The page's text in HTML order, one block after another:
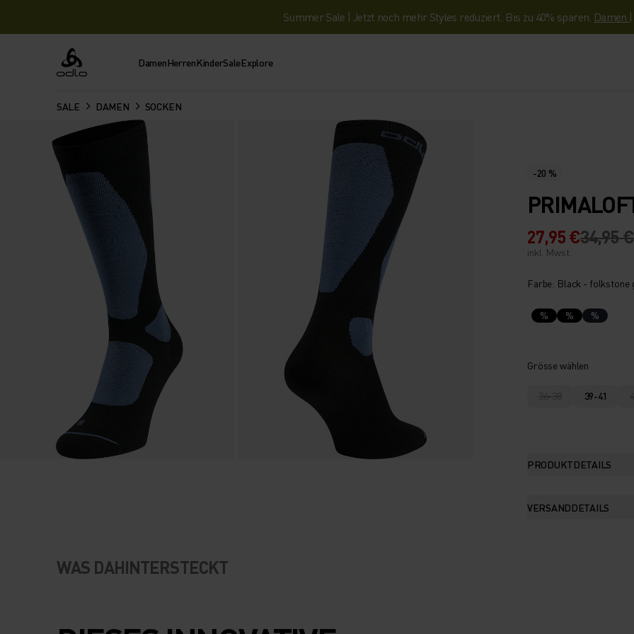
Summer Sale | Jetzt noch mehr Styles reduziert. Bis zu 40% sparen. Damen |
Odlo DamenHerrenKinderSaleExplore
SALE DAMEN SOCKEN
-20 %
27,95 €34,95 €
inkl. Mwst.
Farbe: Black - folkstone
% % %
Grösse wählen
36-38 39-41
PRODUKTDETAILS
VERSANDDETAILS
WAS DAHINTERSTECKT